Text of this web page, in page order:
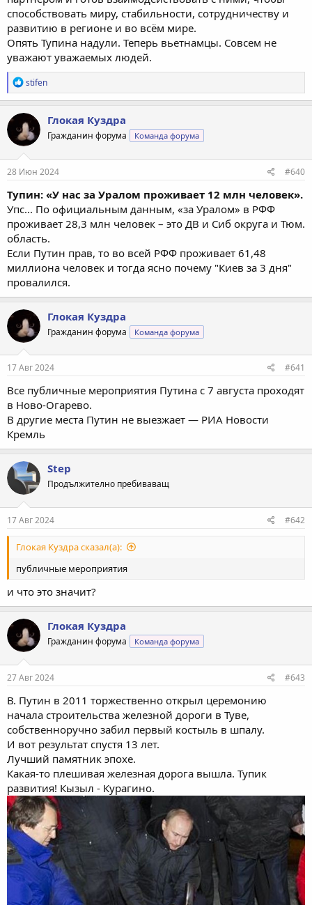
способствовать миру, стабильности, сотрудничеству и
развитию в регионе и во всём мире.
Опять Тупина надули. Теперь вьетнамцы. Совсем не
уважают уважаемых людей.
Р
е
а
к
ц
и
и
:
stifen
Глокая Куздра
Гражданин форума Команда форума
28 Июн 2024 #640
Тупин: «У нас за Уралом проживает 12 млн человек».
Упс... По официальным данным, «за Уралом» в РФФ
проживает 28,3 млн человек – это ДВ и Сиб округа и Тюм.
область.
Если Путин прав, то во всей РФФ проживает 61,48
миллиона человек и тогда ясно почему "Киев за 3 дня"
провалился.
Глокая Куздра
Гражданин форума Команда форума
17 Авг 2024 #641
Все публичные мероприятия Путина с 7 августа проходят
в Ново-Огарево.
В другие места Путин не выезжает — РИА Новости
Кремль
Step
Продължително пребиваващ
17 Авг 2024 #642
Глокая Куздра сказал(а):
публичные мероприятия
и что это значит?
Глокая Куздра
Гражданин форума Команда форума
27 Авг 2024 #643
В. Путин в 2011 торжественно открыл церемонию
начала строительства железной дороги в Туве,
собственноручно забил первый костыль в шпалу.
И вот результат спустя 13 лет.
Лучший памятник эпохе.
Какая-то плешивая железная дорога вышла. Тупик
развития! Кызыл - Курагино.